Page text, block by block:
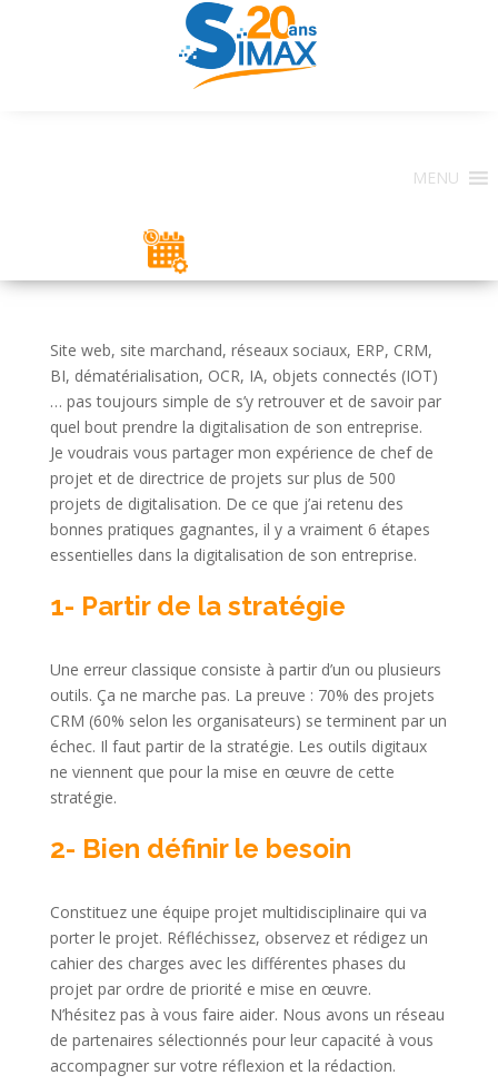
MENU
Site web, site marchand, réseaux sociaux, ERP, CRM,
BI, dématérialisation, OCR, IA, objets connectés (IOT)
… pas toujours simple de s’y retrouver et de savoir par
quel bout prendre la digitalisation de son entreprise.
Je voudrais vous partager mon expérience de chef de
projet et de directrice de projets sur plus de 500
projets de digitalisation. De ce que j’ai retenu des
bonnes pratiques gagnantes, il y a vraiment 6 étapes
essentielles dans la digitalisation de son entreprise.
1- Partir de la stratégie
Une erreur classique consiste à partir d’un ou plusieurs
outils. Ça ne marche pas. La preuve : 70% des projets
CRM (60% selon les organisateurs) se terminent par un
échec. Il faut partir de la stratégie. Les outils digitaux
ne viennent que pour la mise en œuvre de cette
stratégie.
2- Bien définir le besoin
Constituez une équipe projet multidisciplinaire qui va
porter le projet. Réfléchissez, observez et rédigez un
cahier des charges avec les différentes phases du
projet par ordre de priorité e mise en œuvre.
N’hésitez pas à vous faire aider. Nous avons un réseau
de partenaires sélectionnés pour leur capacité à vous
accompagner sur votre réflexion et la rédaction.